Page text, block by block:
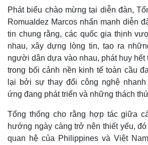
Thế giới
Cuộc sống đó đây
Hồ sơ
Ảnh
E-
Phát biểu chào mừng tại diễn đàn,
Romualdez Marcos nhấn mạnh diễn
tin chung rằng, các quốc gia thịnh
nhau, xây dựng lòng tin, tạo ra
người dân dựa vào nhau, phát huy hết
trong bối cảnh nền kinh tế toàn cầu
lại bởi sự thay đổi công nghệ nhanh
ứng đang phát triển và những thách
Tổng thống cho rằng hợp tác giữa
hướng ngày càng trở nên thiết yếu,
quan hệ của Philippines và Việt